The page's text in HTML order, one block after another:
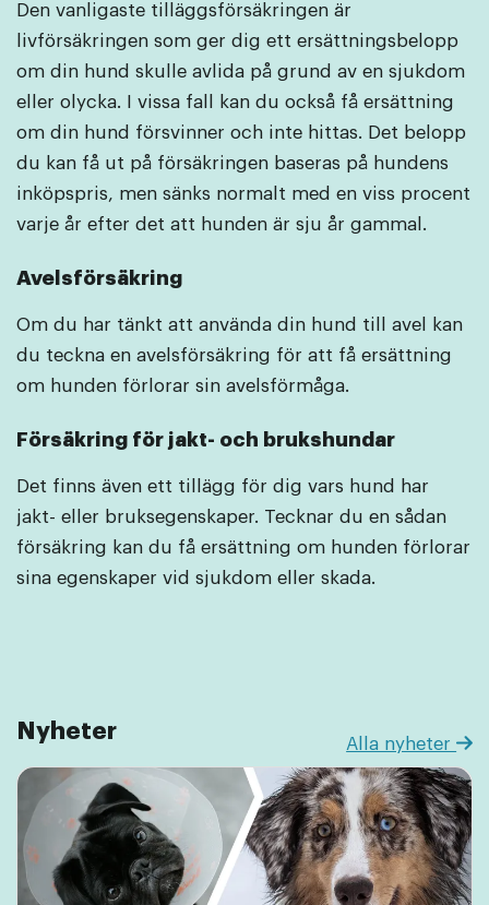
Den vanligaste tilläggsförsäkringen är
livförsäkringen som ger dig ett ersättningsbelopp
om din hund skulle avlida på grund av en sjukdom
eller olycka. I vissa fall kan du också få ersättning
om din hund försvinner och inte hittas. Det belopp
du kan få ut på försäkringen baseras på hundens
inköpspris, men sänks normalt med en viss procent
varje år efter det att hunden är sju år gammal.
Avelsförsäkring
Om du har tänkt att använda din hund till avel kan
du teckna en avelsförsäkring för att få ersättning
om hunden förlorar sin avelsförmåga.
Försäkring för jakt- och brukshundar
Det finns även ett tillägg för dig vars hund har
jakt- eller bruksegenskaper. Tecknar du en sådan
försäkring kan du få ersättning om hunden förlorar
sina egenskaper vid sjukdom eller skada.
Nyheter
Alla nyheter